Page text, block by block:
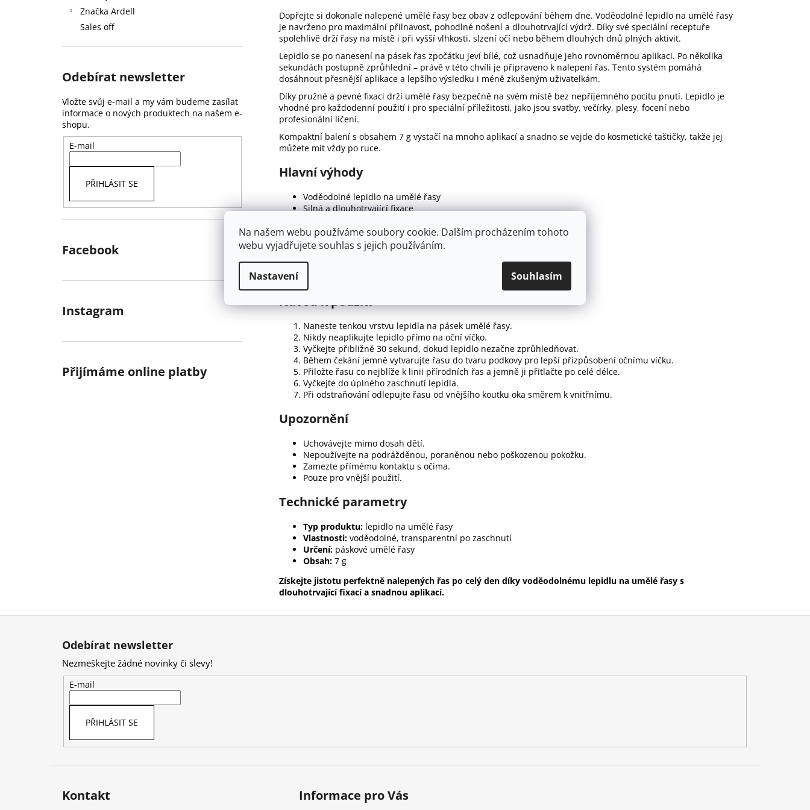
Na našem webu používáme soubory cookie. Dalším procházením tohoto
webu vyjadřujete souhlas s jejich používáním.
Nastavení Souhlasím
Značka Ardell
Sales off
Odebírat newsletter
Vložte svůj e-mail a my vám budeme zasílat
informace o nových produktech na našem e-
shopu.
E-mail
PŘIHLÁSIT SE
Facebook
Instagram
Přijímáme online platby
Dopřejte si dokonale nalepené umělé řasy bez obav z odlepování během dne. Voděodolné lepidlo na umělé řasy
je navrženo pro maximální přilnavost, pohodlné nošení a dlouhotrvající výdrž. Díky své speciální receptuře
spolehlivě drží řasy na místě i při vyšší vlhkosti, slzení očí nebo během dlouhých dnů plných aktivit.
Lepidlo se po nanesení na pásek řas zpočátku jeví bílé, což usnadňuje jeho rovnoměrnou aplikaci. Po několika
sekundách postupně zprůhlední – právě v této chvíli je připraveno k nalepení řas. Tento systém pomáhá
dosáhnout přesnější aplikace a lepšího výsledku i méně zkušeným uživatelkám.
Díky pružné a pevné fixaci drží umělé řasy bezpečně na svém místě bez nepříjemného pocitu pnutí. Lepidlo je
vhodné pro každodenní použití i pro speciální příležitosti, jako jsou svatby, večírky, plesy, focení nebo
profesionální líčení.
Kompaktní balení s obsahem 7 g vystačí na mnoho aplikací a snadno se vejde do kosmetické taštičky, takže jej
můžete mít vždy po ruce.
Hlavní výhody
Voděodolné lepidlo na umělé řasy
Silná a dlouhotrvající fixace
Snadná aplikace pro začátečníky i profesionály
Vhodné pro každodenní nošení i slavnostní příležitosti
Pomáhá udržet řasy na místě po celý den
Praktické balení pro opakované použití
Návod k použití
Naneste tenkou vrstvu lepidla na pásek umělé řasy.
Nikdy neaplikujte lepidlo přímo na oční víčko.
Vyčkejte přibližně 30 sekund, dokud lepidlo nezačne zprůhledňovat.
Během čekání jemně vytvarujte řasu do tvaru podkovy pro lepší přizpůsobení očnímu víčku.
Přiložte řasu co nejblíže k linii přírodních řas a jemně ji přitlačte po celé délce.
Vyčkejte do úplného zaschnutí lepidla.
Při odstraňování odlepujte řasu od vnějšího koutku oka směrem k vnitřnímu.
Upozornění
Uchovávejte mimo dosah dětí.
Nepoužívejte na podrážděnou, poraněnou nebo poškozenou pokožku.
Zamezte přímému kontaktu s očima.
Pouze pro vnější použití.
Technické parametry
Typ produktu: lepidlo na umělé řasy
Vlastnosti: voděodolné, transparentní po zaschnutí
Určení: páskové umělé řasy
Obsah: 7 g
Získejte jistotu perfektně nalepených řas po celý den díky voděodolnému lepidlu na umělé řasy s
dlouhotrvající fixací a snadnou aplikací.
Z
Odebírat newsletter
Nezmeškejte žádné novinky či slevy!
E-mail
PŘIHLÁSIT SE
Kontakt Informace pro Vás